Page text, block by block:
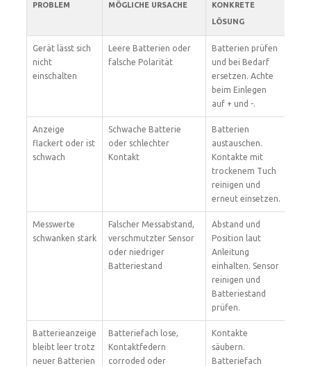
PROBLEM MÖGLICHE URSACHE
KONKRETE
LÖSUNG
Gerät lässt sich
nicht
einschalten
Leere Batterien oder
falsche Polarität
Batterien prüfen
und bei Bedarf
ersetzen. Achte
beim Einlegen
auf + und -.
Anzeige
flackert oder ist
schwach
Schwache Batterie
oder schlechter
Kontakt
Batterien
austauschen.
Kontakte mit
trockenem Tuch
reinigen und
erneut einsetzen.
Messwerte
schwanken stark
Falscher Messabstand,
verschmutzter Sensor
oder niedriger
Batteriestand
Abstand und
Position laut
Anleitung
einhalten. Sensor
reinigen und
Batteriestand
prüfen.
Batterieanzeige
bleibt leer trotz
neuer Batterien
Batteriefach lose,
Kontaktfedern
corroded oder
Kontakte
säubern.
Batteriefach